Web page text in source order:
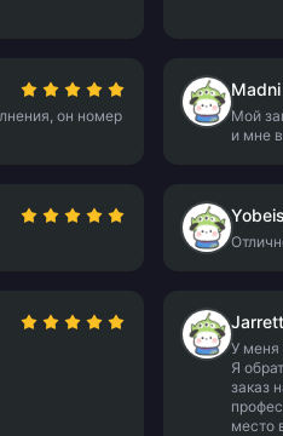
он номер
Мой
и мне
У меня
Я
заказ
место